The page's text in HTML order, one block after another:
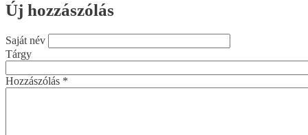
Új hozzászólás
Saját név
Tárgy
Hozzászólás *